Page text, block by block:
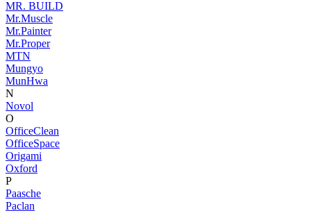
MR. BUILD
Mr.Muscle
Mr.Painter
Mr.Proper
MTN
Mungyo
MunHwa
N
Novol
O
OfficeClean
OfficeSpace
Origami
Oxford
P
Paasche
Paclan